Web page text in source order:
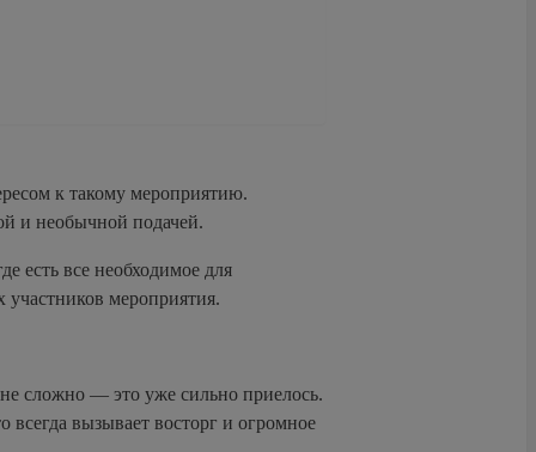
к такому мероприятию.
и необычной подачей.
есть все необходимое для
мероприятия.
сложно — это уже сильно приелось.
всегда вызывает восторг и огромное